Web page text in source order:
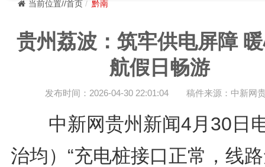
当前位置//首页 黔南
贵州荔波：筑牢供电屏障
航假日畅游
发布时间：2026-04-30 22:01:04 稿件来源：中新网
中新网贵州新闻4月30日
治均）“充电桩接口正常，线